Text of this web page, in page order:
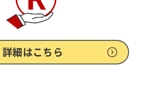
詳細はこちら